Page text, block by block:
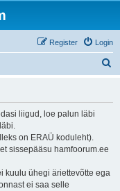
Login
Register
liigud, loe palun läbi
on ERAÜ koduleht).
sissepääsu hamfoorum.ee
kuulu ühegi äriettevõtte ega
ei saa selle